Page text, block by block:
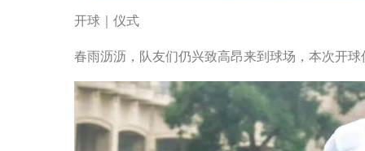
开球｜仪式
春雨沥沥，队友们仍兴致高昂来到球场，本次开